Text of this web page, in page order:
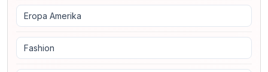
Eropa Amerika
Fashion